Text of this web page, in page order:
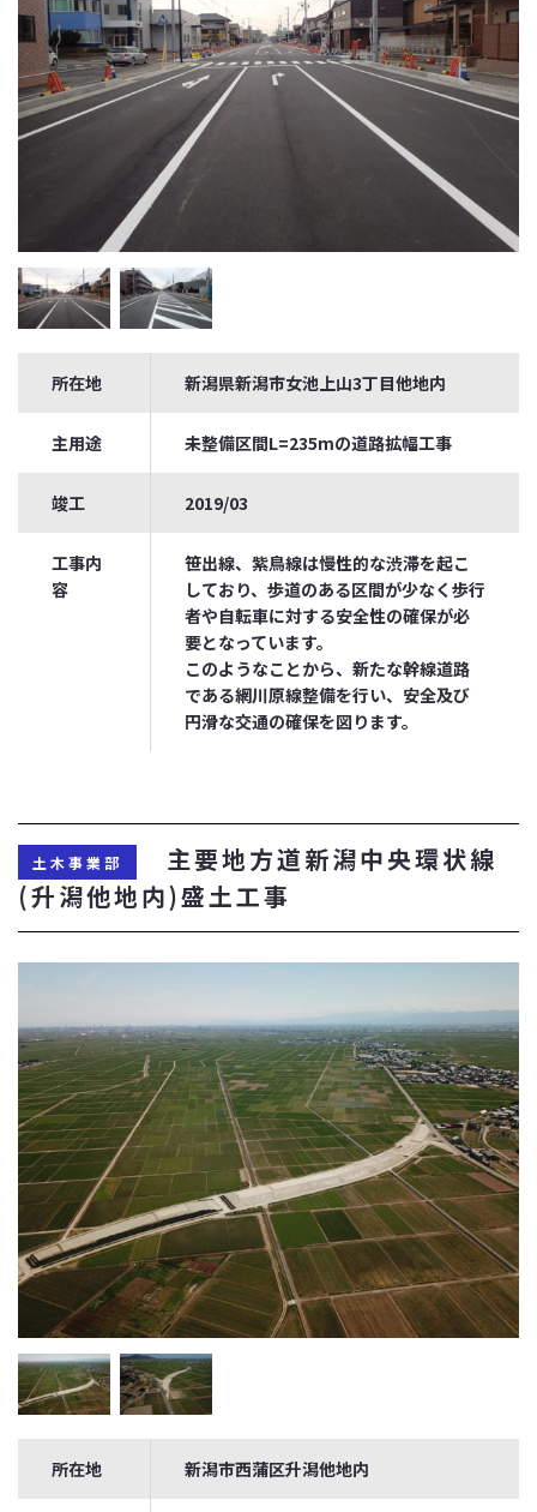
所在地 新潟県新潟市女池上山3丁目他地内
主用途 未整備区間L=235mの道路拡幅工事
竣工 2019/03
工事内
容
笹出線、紫鳥線は慢性的な渋滞を起こ
しており、歩道のある区間が少なく歩行
者や自転車に対する安全性の確保が必
要となっています。
このようなことから、新たな幹線道路
である網川原線整備を行い、安全及び
円滑な交通の確保を図ります。
土木事業部
主要地方道新潟中央環状線
(升潟他地内)盛土工事
所在地 新潟市西蒲区升潟他地内